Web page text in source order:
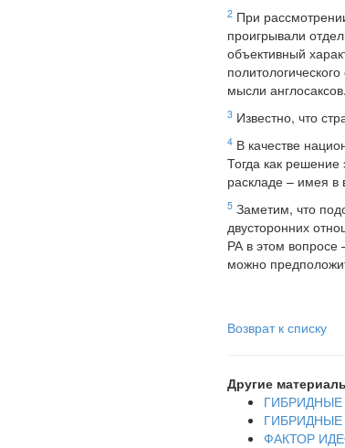
2 При
проигрывали
объективный
мысли англосаксов.
3 Известно, что
4 В качестве
Тогда как решение
раскладе – имея в
5 Заметим, что
двусторонних
РА в этом вопросе
можно
Возврат к списку
Другие
ГИБРИДНЫЕ
ФАКТОР